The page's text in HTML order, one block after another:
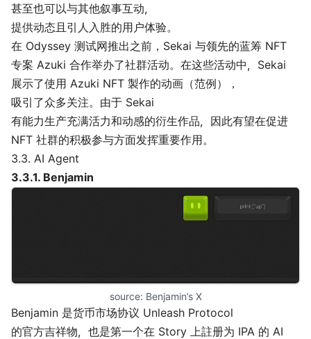
甚至也可以与其他叙事互动，
提供动态且引人入胜的用户体验。
在 Odyssey 测试网推出之前，Sekai 与领先的蓝筹 NFT
专案 Azuki 合作举办了社群活动。在这些活动中，Sekai
展示了使用 Azuki NFT 製作的动画（范例），
吸引了众多关注。由于 Sekai
有能力生产充满活力和动感的衍生作品，因此有望在促进
NFT 社群的积极参与方面发挥重要作用。
3.3. AI Agent
3.3.1. Benjamin
source: Benjamin’s X
Benjamin 是货币市场协议 Unleash Protocol
的官方吉祥物，也是第一个在 Story 上註册为 IPA 的 AI